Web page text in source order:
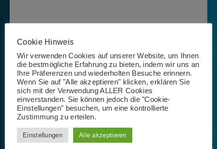
In der Ausgabe der Schnellsuche erscheinen nun die
Cookie Hinweis
Wir verwenden Cookies auf unserer Website, um Ihnen
die bestmögliche Erfahrung zu bieten, indem wir uns an
Ihre Präferenzen und wiederholten Besuche erinnern.
Wenn Sie auf "Alle akzeptieren" klicken, erklären Sie
sich mit der Verwendung ALLER Cookies
einverstanden. Sie können jedoch die "Cookie-
Einstellungen" besuchen, um eine kontrollierte
Zustimmung zu erteilen.
Einstellungen Alle akzeptieren